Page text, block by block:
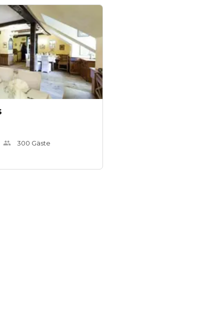
300 Gäste